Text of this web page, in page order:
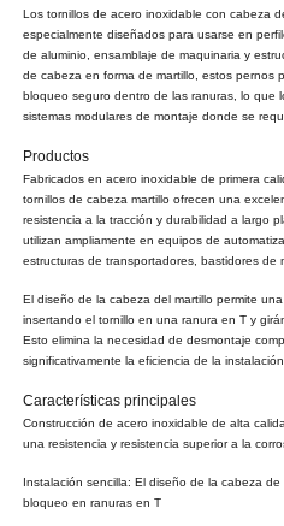
Los tornillos de acero inoxidable con cabeza
especialmente diseñados para usarse en
de aluminio, ensamblaje de maquinaria y
de cabeza en forma de martillo, estos pernos
bloqueo seguro dentro de las ranuras, lo que
sistemas modulares de montaje donde se
Productos
Fabricados en acero inoxidable de primera
tornillos de cabeza martillo ofrecen una
resistencia a la tracción y durabilidad a largo
utilizan ampliamente en equipos de
estructuras de transportadores, bastidores de
El diseño de la cabeza del martillo permite
insertando el tornillo en una ranura en T y
Esto elimina la necesidad de desmontaje
significativamente la eficiencia de la
Características principales
Construcción de acero inoxidable de alta
una resistencia y resistencia superior a la
Instalación sencilla: El diseño de la cabeza
bloqueo en ranuras en T